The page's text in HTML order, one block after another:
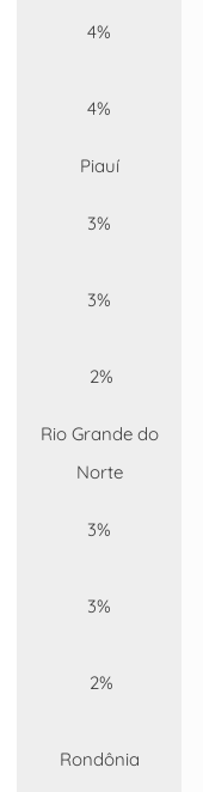
4%
4%
Piauí
3%
3%
2%
Rio Grande do
Norte
3%
3%
2%
Rondônia